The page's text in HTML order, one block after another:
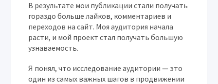
В результате мои публикации стали получать
гораздо больше лайков, комментариев и
переходов на сайт. Моя аудитория начала
расти, и мой проект стал получать большую
узнаваемость.
Я понял, что исследование аудитории — это
один из самых важных шагов в продвижении